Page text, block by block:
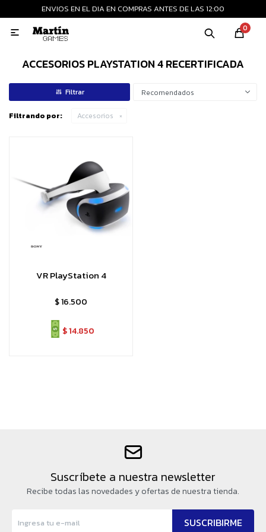
ENVIOS EN EL DIA EN COMPRAS ANTES DE LAS 12:00
0

ACCESORIOS PLAYSTATION 4 RECERTIFICADA
Recomendados
Filtrando por: Accesorios
VR PlayStation 4
$16.500
$14.850
Suscríbete a nuestra newsletter
Recibe todas las novedades y ofertas de nuestra tienda.
SUSCRIBIRME
MI CUENTA
Consolas nuevas
Juegos